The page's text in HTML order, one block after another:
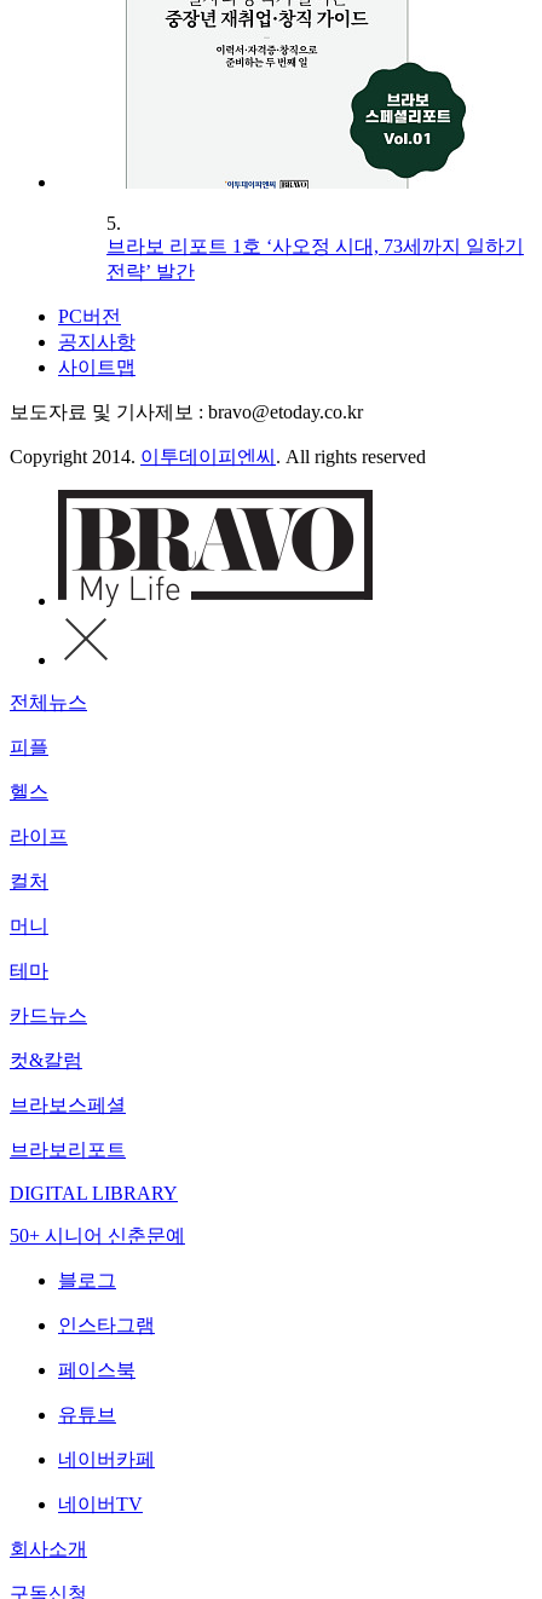
5.
브라보 리포트 1호 ‘사오정 시대, 73세까지 일하기
전략’ 발간
PC버전
공지사항
사이트맵
보도자료 및 기사제보 : bravo@etoday.co.kr
Copyright 2014. 이투데이피엔씨 . All rights reserved
전체뉴스
피플
헬스
라이프
컬처
머니
테마
카드뉴스
컷&칼럼
브라보스페셜
브라보리포트
DIGITAL LIBRARY
50+ 시니어 신춘문예
블로그
인스타그램
페이스북
유튜브
네이버카페
네이버TV
회사소개
구독신청